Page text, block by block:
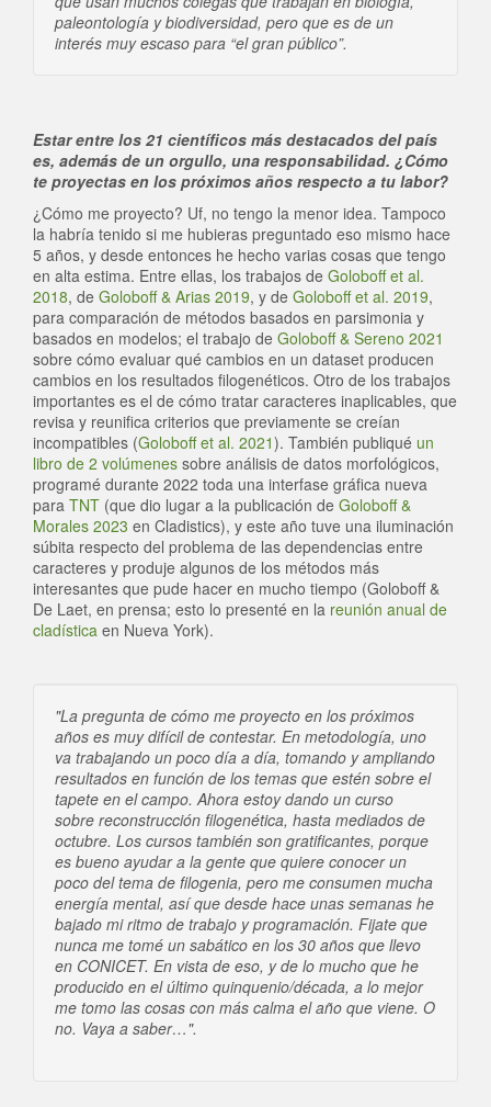
paleontología y biodiversidad, pero que es de un
interés muy escaso para “el gran público”.
Estar entre los 21 científicos más destacados del país
es, además de un orgullo, una responsabilidad. ¿Cómo
te proyectas en los próximos años respecto a tu labor?
¿Cómo me proyecto? Uf, no tengo la menor idea. Tampoco
la habría tenido si me hubieras preguntado eso mismo hace
5 años, y desde entonces he hecho varias cosas que tengo
en alta estima. Entre ellas, los trabajos de Goloboff et al.
2018, de Goloboff & Arias 2019, y de Goloboff et al. 2019,
para comparación de métodos basados en parsimonia y
basados en modelos; el trabajo de Goloboff & Sereno 2021
sobre cómo evaluar qué cambios en un dataset producen
cambios en los resultados filogenéticos. Otro de los trabajos
importantes es el de cómo tratar caracteres inaplicables, que
revisa y reunifica criterios que previamente se creían
incompatibles (Goloboff et al. 2021). También publiqué un
libro de 2 volúmenes sobre análisis de datos morfológicos,
programé durante 2022 toda una interfase gráfica nueva
para TNT (que dio lugar a la publicación de Goloboff &
Morales 2023 en Cladistics), y este año tuve una iluminación
súbita respecto del problema de las dependencias entre
caracteres y produje algunos de los métodos más
interesantes que pude hacer en mucho tiempo (Goloboff &
De Laet, en prensa; esto lo presenté en la reunión anual de
cladística en Nueva York).
"La pregunta de cómo me proyecto en los próximos
años es muy difícil de contestar. En metodología, uno
va trabajando un poco día a día, tomando y ampliando
resultados en función de los temas que estén sobre el
tapete en el campo. Ahora estoy dando un curso
sobre reconstrucción filogenética, hasta mediados de
octubre. Los cursos también son gratificantes, porque
es bueno ayudar a la gente que quiere conocer un
poco del tema de filogenia, pero me consumen mucha
energía mental, así que desde hace unas semanas he
bajado mi ritmo de trabajo y programación. Fijate que
nunca me tomé un sabático en los 30 años que llevo
en CONICET. En vista de eso, y de lo mucho que he
producido en el último quinquenio/década, a lo mejor
me tomo las cosas con más calma el año que viene. O
no. Vaya a saber…".